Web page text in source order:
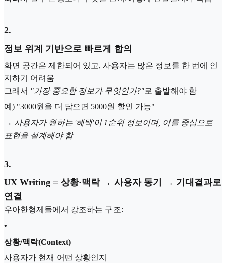
2.
정보 위계 기반으로 빠르게 합의
화면 공간은 제한되어 있고, 사용자는 많은 정보를 한 번에 인
지하기 어려움
그래서 "가장 중요한 정보가 무엇인가?"로 출발해야 함
예) "3000원을 더 담으면 5000원 할인 가능"
→ 사용자가 원하는 '혜택'이 1순위 정보이며, 이를 중심으로
표현을 설계해야 함
3.
UX Writing = 상황·맥락 → 사용자 동기 → 기대결과로
연결
우아한형제들에서 강조하는 구조:
•
상황/맥락(Context)
사용자가 현재 어떤 상황인지